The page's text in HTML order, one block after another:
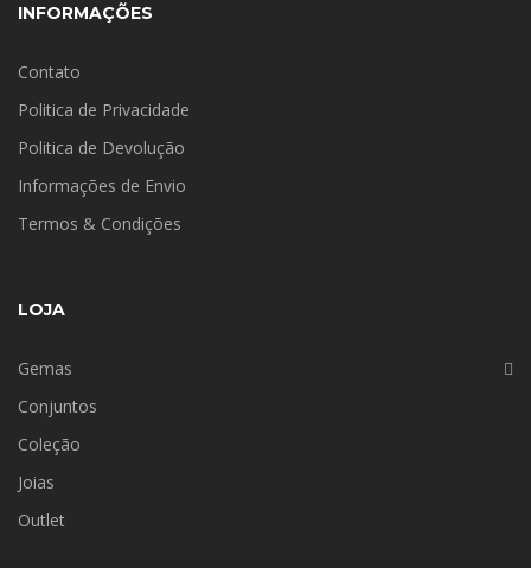
INFORMAÇÕES
Contato
Politica de Privacidade
Politica de Devolução
Informações de Envio
Termos & Condições
LOJA
Gemas
Conjuntos
Coleção
Joias
Outlet